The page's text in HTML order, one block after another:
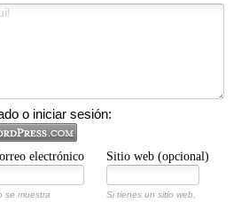
o iniciar sesión:
electrónico Sitio web (opcional)
se muestra
Si tienes un sitio web,